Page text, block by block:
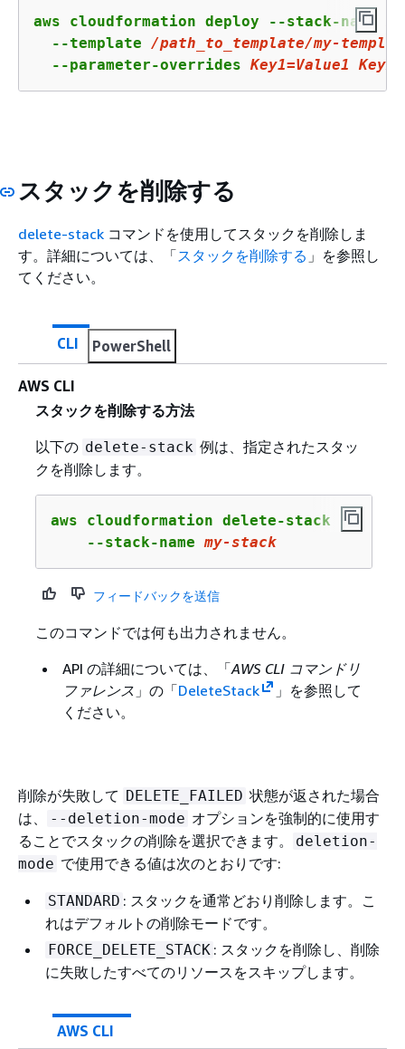
aws cloudformation deploy --stack-name
  --template
/path_to_template/my-
  --parameter-overrides
Key1=Value1 Key
スタックを削除する
delete-stack コマンドを使用してスタックを削除しま
す。詳細については、「スタックを削除する 」を参照し
てください。
CLI PowerShell
AWS CLI
スタックを削除する方法
以下の delete-stack 例は、指定されたスタッ
クを削除します。
aws cloudformation delete-stack \
    --stack-name
my-stack
フィードバックを送信
このコマンドでは何も出力されません。
API の詳細については、「AWS CLI コマンドリ
ファレンス 」の「DeleteStack
」を参照して
ください。
削除が失敗して DELETE_FAILED 状態が返された場合
は、
--deletion-mode オプションを強制的に使用す
ることでスタックの削除を選択できます。
deletion-
mode で使用できる値は次のとおりです:
STANDARD : スタックを通常どおり削除します。こ
れはデフォルトの削除モードです。
FORCE_DELETE_STACK : スタックを削除し、削除
に失敗したすべてのリソースをスキップします。
AWS CLI